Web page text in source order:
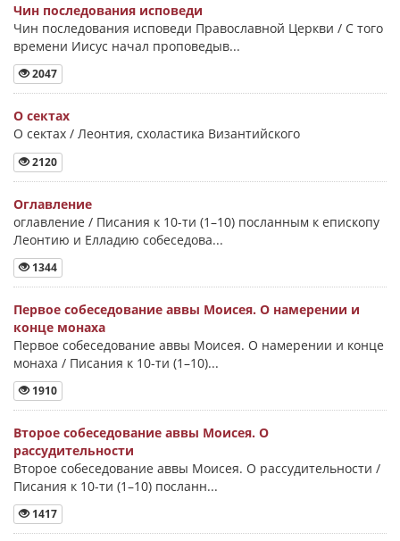
Чин последования исповеди
Чин последования исповеди Православной Церкви / С того
времени Иисус начал проповедыв...
2047
О сектах
О сектах / Леонтия, схоластика Византийского
2120
Оглавление
оглавление / Писания к 10-ти (1–10) посланным к епископу
Леонтию и Елладию собеседова...
1344
Первое собеседование аввы Моисея. О намерении и
конце монаха
Первое собеседование аввы Моисея. О намерении и конце
монаха / Писания к 10-ти (1–10)...
1910
Второе собеседование аввы Моисея. О
рассудительности
Второе собеседование аввы Моисея. О рассудительности /
Писания к 10-ти (1–10) посланн...
1417